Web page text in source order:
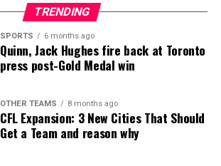
TRENDING
SPORTS 6 months ago
Quinn, Jack Hughes fire back at Toronto
press post-Gold Medal win
OTHER TEAMS 8 months ago
CFL Expansion: 3 New Cities That Should
Get a Team and reason why